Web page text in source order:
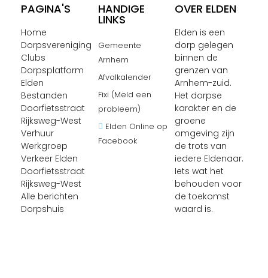
PAGINA'S
Home
Dorpsvereniging
Clubs
Dorpsplatform
Elden
Bestanden
Doorfietsstraat
Rijksweg-West
Verhuur
Werkgroep
Verkeer Elden
Doorfietsstraat
Rijksweg-West
Alle berichten
Dorpshuis
HANDIGE
LINKS
Gemeente
Arnhem
Afvalkalender
Fixi (Meld een
probleem)
Elden Online op
Facebook
OVER ELDEN
Elden is een
dorp gelegen
binnen de
grenzen van
Arnhem-zuid.
Het dorpse
karakter en de
groene
omgeving zijn
de trots van
iedere Eldenaar.
Iets wat het
behouden voor
de toekomst
waard is.